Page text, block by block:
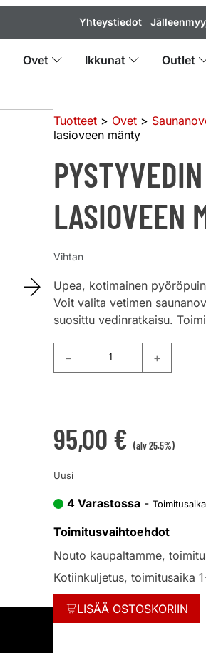
Yhteystiedot
Ovet Ikkunat Outlet
Tuotteet > Ovet >
lasioveen mänty
LASIOVEEN
Vihtan
Upea, kotimainen
Voit valita vetimen
suosittu vedinratkaisu.
− +
95,00 € (alv 25.5%)
Uusi
4 Varastossa -
Toimitusvaihtoehdot
Nouto kaupaltamme,
Kotiinkuljetus, toimitusaika
LISÄÄ OSTOSKORIIN